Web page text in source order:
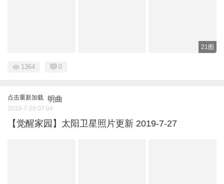
21图
1364 0
点击重新加载 明曲
2019-7-29 07:04
【觉醒家园】太阳卫星照片更新 2019-7-27